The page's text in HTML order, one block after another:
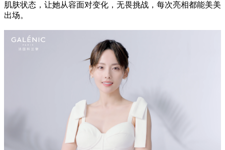
肌肤状态，让她从容面对变化，无畏挑战，每次亮相都能美美
出场。